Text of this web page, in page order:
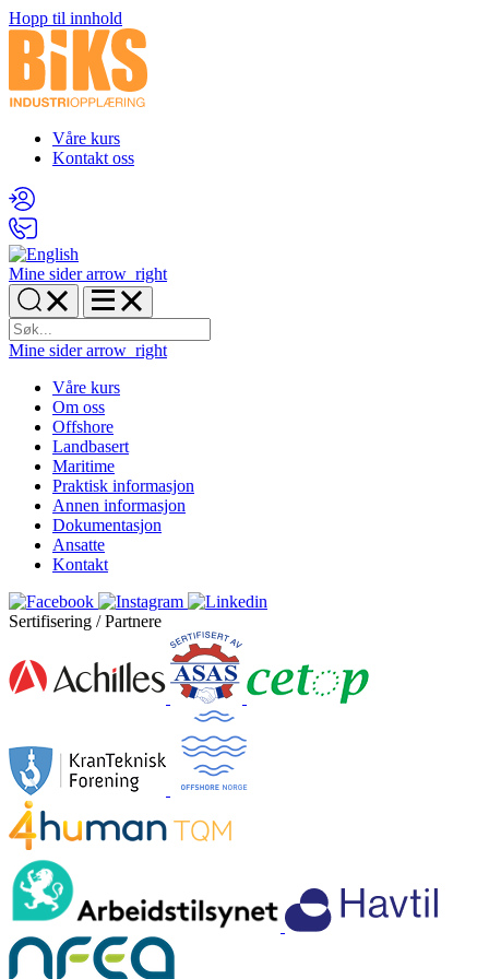
Hopp til innhold
Våre kurs
Kontakt oss
Mine sider arrow_right
Mine sider arrow_right
Våre kurs
Om oss
Offshore
Landbasert
Maritime
Praktisk informasjon
Annen informasjon
Dokumentasjon
Ansatte
Kontakt
Sertifisering / Partnere